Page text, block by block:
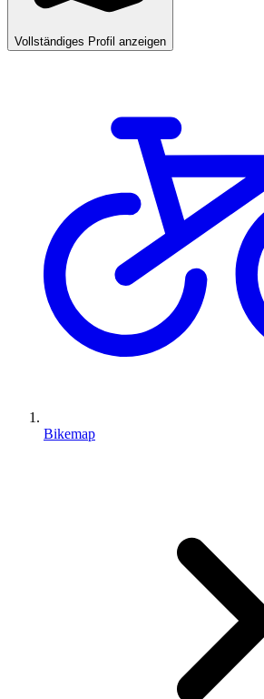
Vollständiges Profil anzeigen
Bikemap